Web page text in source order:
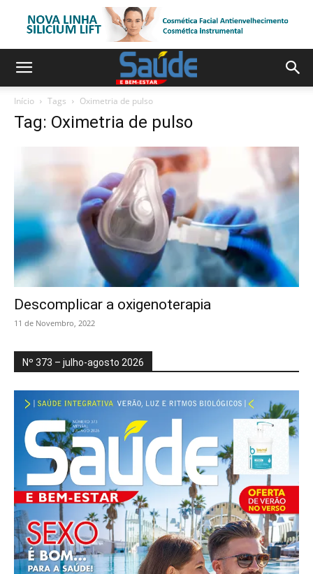
Início Tags Oximetria de pulso
Tag: Oximetria de pulso
Descomplicar a oxigenoterapia
11 de Novembro, 2022
Nº 373 – julho-agosto 2026